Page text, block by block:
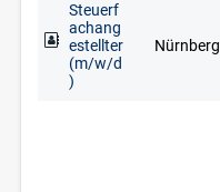
Steuerf
achang
estellter
(m/w/d
)
Nürnberg